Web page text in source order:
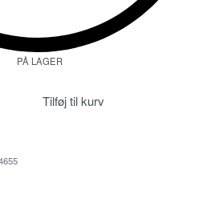
PÅ LAGER
Tilføj til kurv